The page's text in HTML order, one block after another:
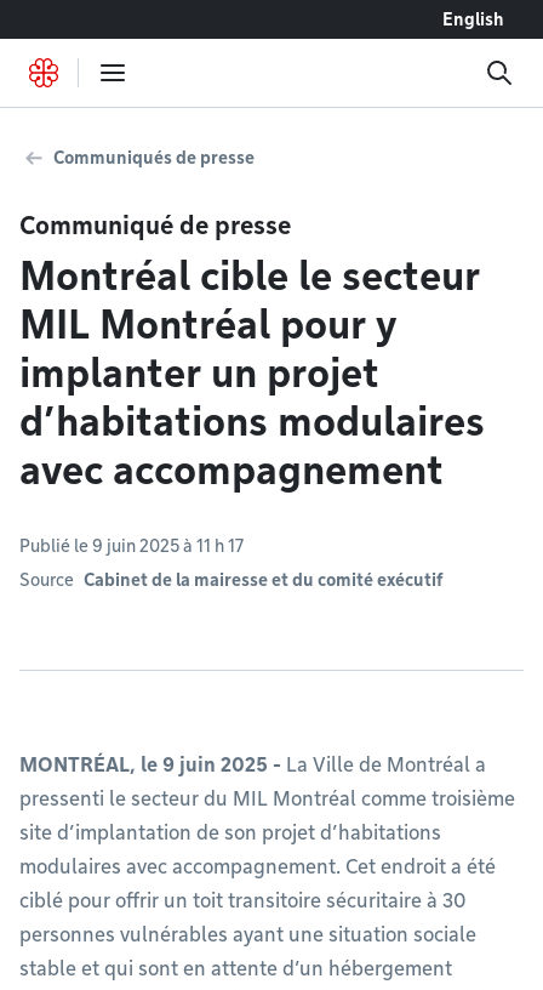
English
Communiqués de presse
Communiqué de presse
Montréal cible le secteur
MIL Montréal pour y
implanter un projet
d’habitations modulaires
avec accompagnement
Publié le 9 juin 2025 à 11 h 17
Source Cabinet de la mairesse et du comité exécutif
MONTRÉAL, le 9 juin 2025 - La Ville de Montréal a
pressenti le secteur du MIL Montréal comme troisième
site d’implantation de son projet d’habitations
modulaires avec accompagnement. Cet endroit a été
ciblé pour offrir un toit transitoire sécuritaire à 30
personnes vulnérables ayant une situation sociale
stable et qui sont en attente d’un hébergement